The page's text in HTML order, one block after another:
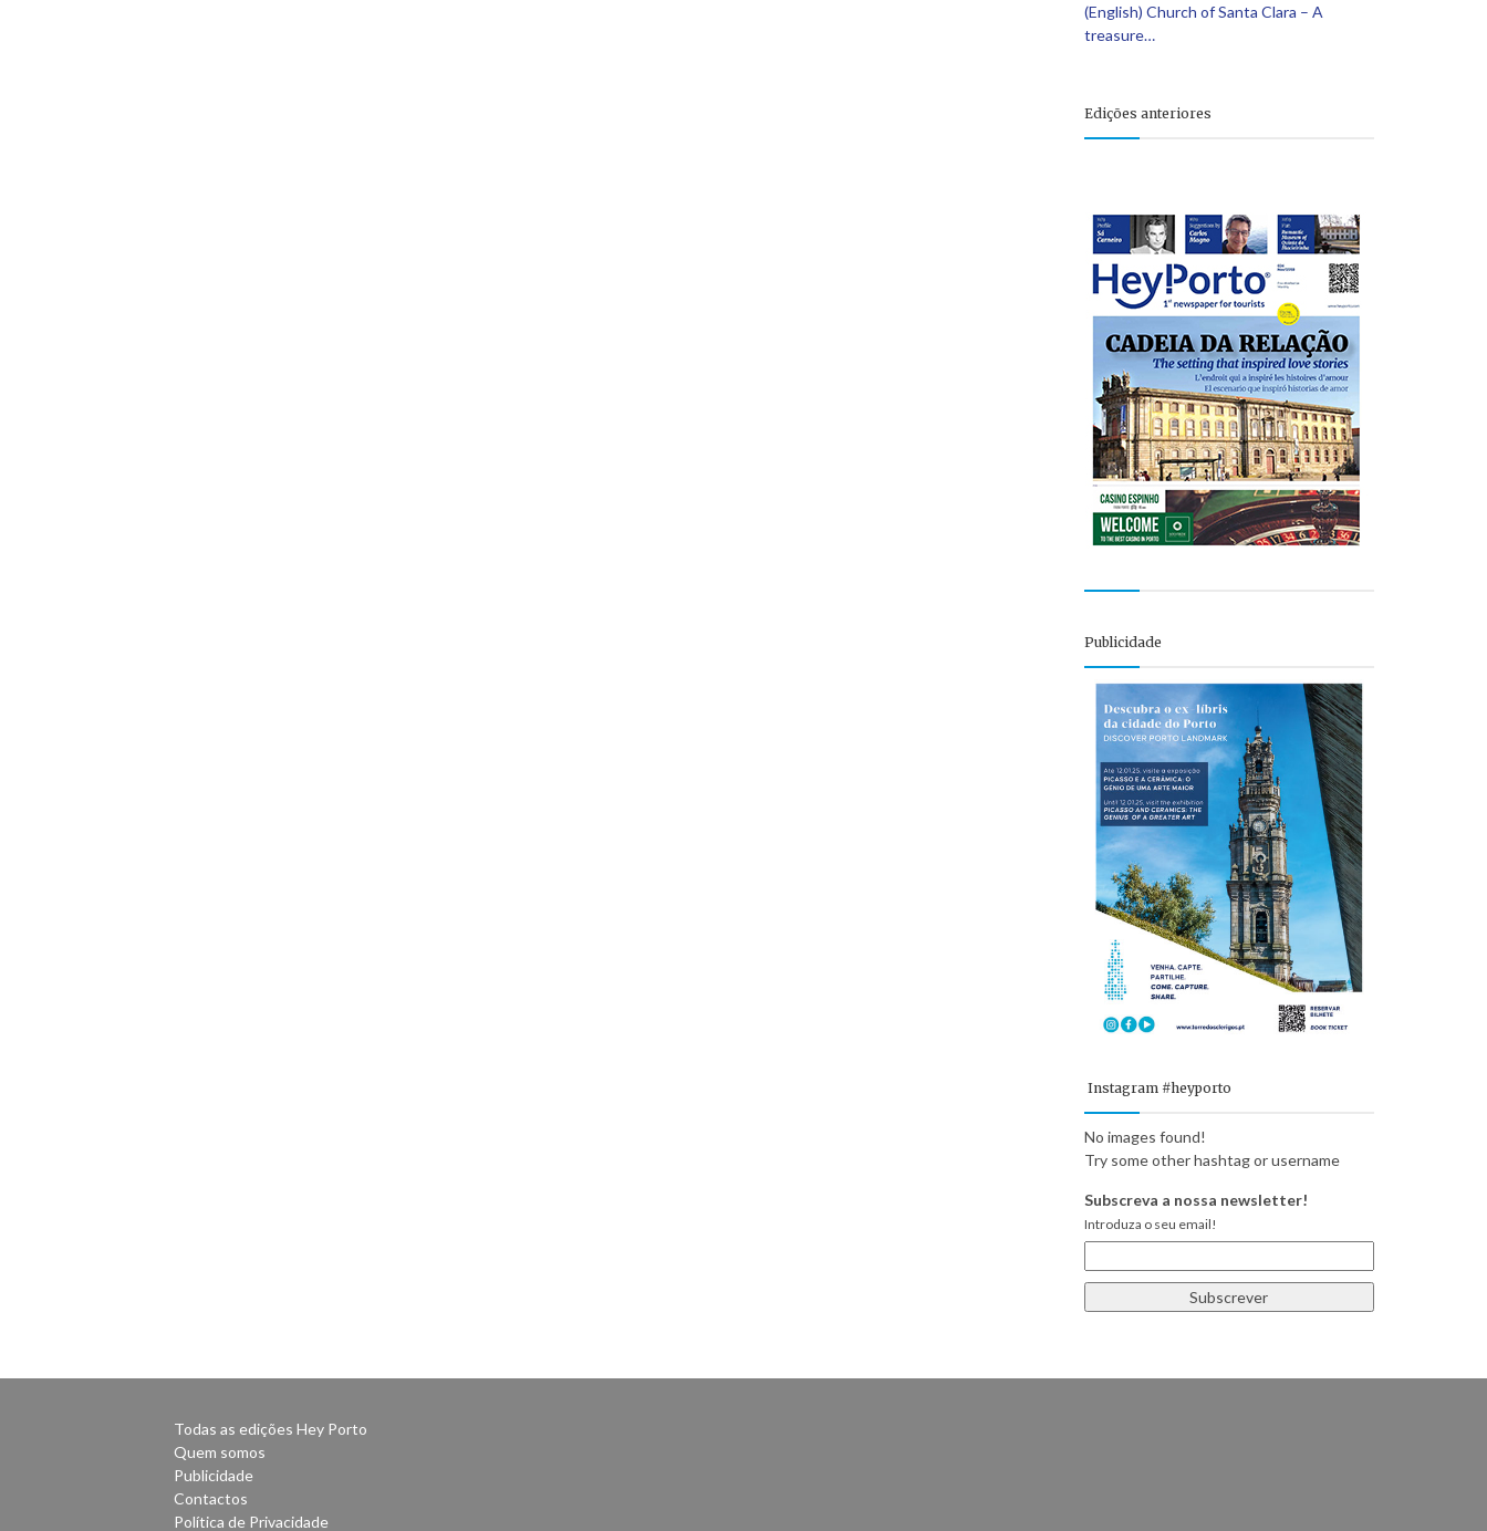
(English) Church of Santa Clara – A
treasure…
Edições anteriores
Publicidade
Instagram #heyporto
No images found!
Try some other hashtag or username
Subscreva a nossa newsletter!
Introduza o seu email!
Todas as edições Hey Porto
Quem somos
Publicidade
Contactos
Política de Privacidade